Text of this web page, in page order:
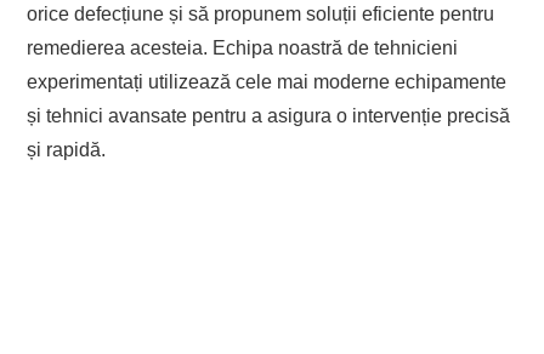
orice defecțiune și să propunem soluții eficiente pentru
remedierea acesteia. Echipa noastră de tehnicieni
experimentați utilizează cele mai moderne echipamente
și tehnici avansate pentru a asigura o intervenție precisă
și rapidă.